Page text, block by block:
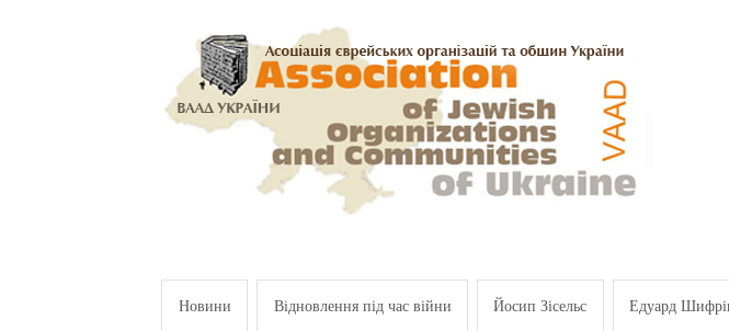
Новини Відновлення під час війни Йосип Зісельс Едуард